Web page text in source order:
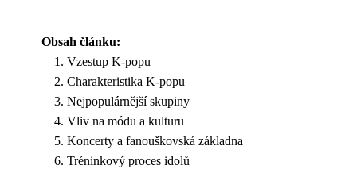
Obsah článku:
Vzestup K-popu
Charakteristika K-popu
Nejpopulárnější skupiny
Vliv na módu a kulturu
Koncerty a fanouškovská základna
Tréninkový proces idolů